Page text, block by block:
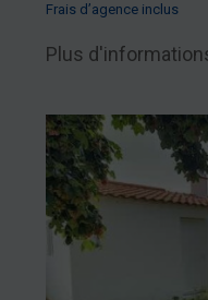
Frais d’agence inclus
Plus